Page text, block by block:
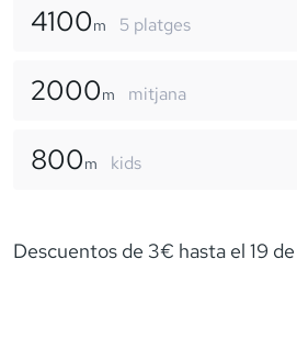
4100m 5 platges
2000m mitjana
800m kids
Descuentos de 3€ hasta el 19